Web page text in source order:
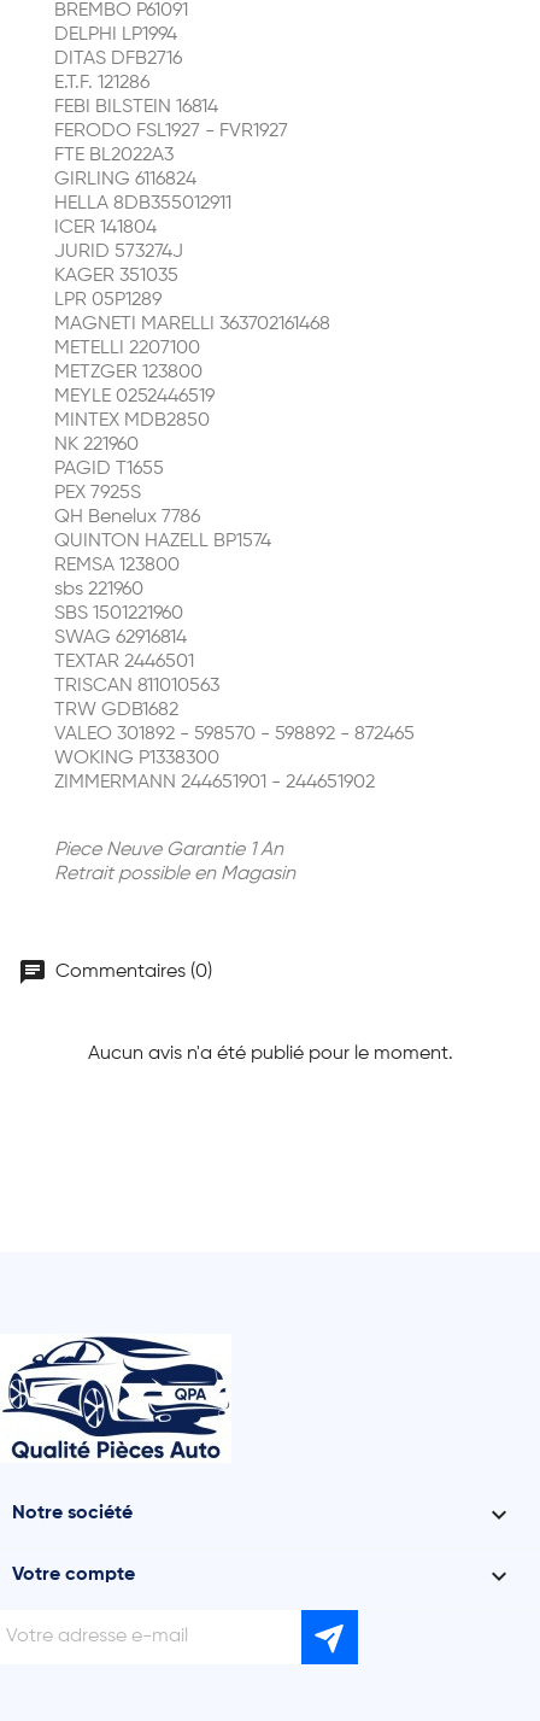
BREMBO P61091
DELPHI LP1994
DITAS DFB2716
E.T.F. 121286
FEBI BILSTEIN 16814
FERODO FSL1927 - FVR1927
FTE BL2022A3
GIRLING 6116824
HELLA 8DB355012911
ICER 141804
JURID 573274J
KAGER 351035
LPR 05P1289
MAGNETI MARELLI 363702161468
METELLI 2207100
METZGER 123800
MEYLE 0252446519
MINTEX MDB2850
NK 221960
PAGID T1655
PEX 7925S
QH Benelux 7786
QUINTON HAZELL BP1574
REMSA 123800
sbs 221960
SBS 1501221960
SWAG 62916814
TEXTAR 2446501
TRISCAN 811010563
TRW GDB1682
VALEO 301892 - 598570 - 598892 - 872465
WOKING P1338300
ZIMMERMANN 244651901 - 244651902
Piece Neuve Garantie 1 An
Retrait possible en Magasin
chat Commentaires (0)
Aucun avis n'a été publié pour le moment.
Notre société 
Votre compte 